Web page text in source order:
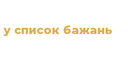
список бажань